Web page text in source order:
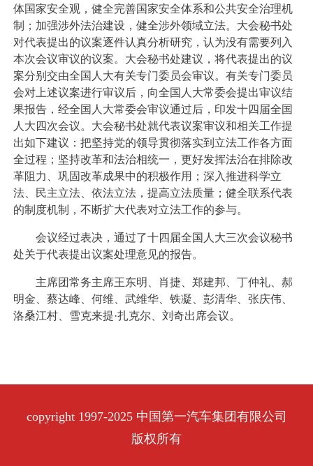
体国家安全观，健全完善国家安全体系和公共安全治理机
制；加强涉外法治建设，健全涉外领域立法。大会秘书处
对代表提出的议案逐件认真分析研究，认为没有需要列入
本次会议审议的议案。大会秘书处建议，将代表提出的议
案分别交由全国人大有关专门委员会审议。有关专门委员
会对上述议案进行审议后，向全国人大常委会提出审议结
果报告，经全国人大常委会审议通过后，印发十四届全国
人大四次会议。大会秘书处就代表议案审议和相关工作提
出如下建议：把坚持党的领导贯彻落实到立法工作各方面
全过程；坚持改革和法治相统一，更好发挥法治在排除改
革阻力、巩固改革成果中的积极作用；深入推进科学立
法、民主立法、依法立法，提高立法质量；健全联系代表
的制度机制，不断扩大代表对立法工作的参与。
会议经过表决，通过了十四届全国人大三次会议秘书
处关于代表提出议案处理意见的报告。
主席团常务主席王东明、肖捷、郑建邦、丁仲礼、郝
明金、蔡达峰、何维、武维华、铁凝、彭清华、张庆伟、
洛桑江村、雪克来提·扎克尔、刘奇出席会议。
copyright 1997-2025 中国第一汽车集团有限公司
版权所有